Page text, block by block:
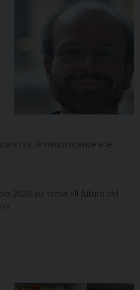
le neuroscienze e le
2020 sul tema «Il futuro del